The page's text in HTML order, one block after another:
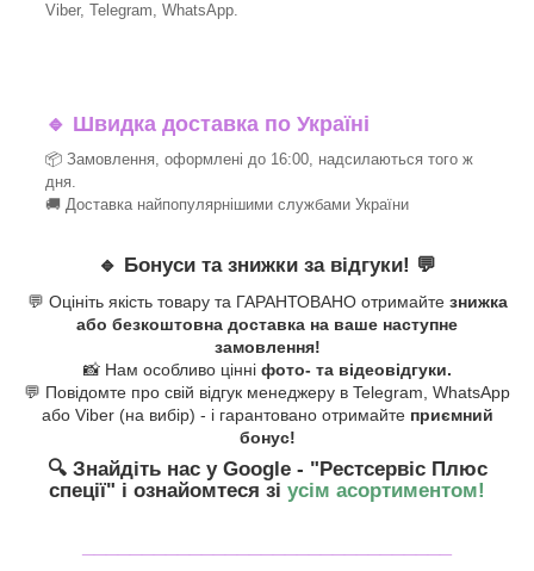
Viber, Telegram, WhatsApp.
🔹 Швидка доставка по Україні
📦 Замовлення, оформлені до 16:00, надсилаються того ж
дня.
🚚 Доставка найпопулярнішими службами України
🔹 Бонуси та знижки за відгуки! 💬
💬 Оцініть якість товару та ГАРАНТОВАНО отримайте знижка
або безкоштовна доставка на ваше наступне
замовлення!
📸 Нам особливо цінні фото- та відеовідгуки.
💬 Повідомте про свій відгук менеджеру в Telegram, WhatsApp
або Viber (на вибір) - і гарантовано отримайте приємний
бонус!
🔍 Знайдіть нас у Google - "Рестсервіс Плюс
спеції" і ознайомтеся зі усім асортиментом!